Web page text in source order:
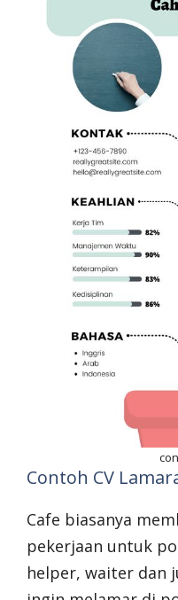
Contoh CV
Cafe biasanya
pekerjaan untuk
helper, waiter dan